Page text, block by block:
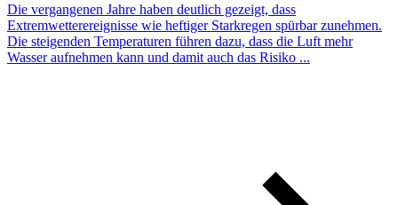
Die vergangenen Jahre haben deutlich gezeigt, dass
Extremwetterereignisse wie heftiger Starkregen spürbar zunehmen.
Die steigenden Temperaturen führen dazu, dass die Luft mehr
Wasser aufnehmen kann und damit auch das Risiko ...